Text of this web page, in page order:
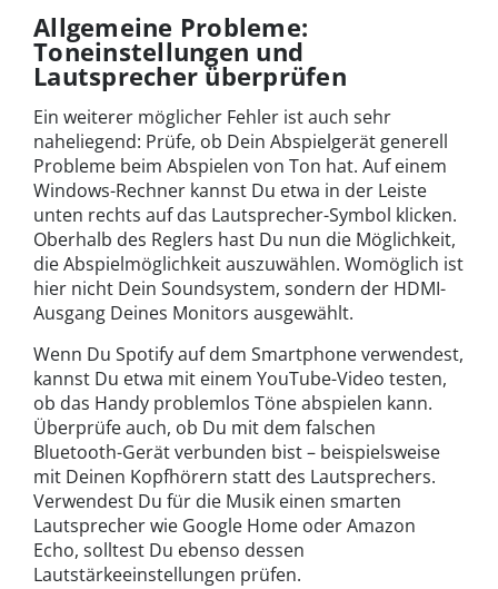
Allgemeine Probleme:
Toneinstellungen und
Lautsprecher überprüfen
Ein weiterer möglicher Fehler ist auch sehr
naheliegend: Prüfe, ob Dein Abspielgerät generell
Probleme beim Abspielen von Ton hat. Auf einem
Windows-Rechner kannst Du etwa in der Leiste
unten rechts auf das Lautsprecher-Symbol klicken.
Oberhalb des Reglers hast Du nun die Möglichkeit,
die Abspielmöglichkeit auszuwählen. Womöglich ist
hier nicht Dein Soundsystem, sondern der HDMI-
Ausgang Deines Monitors ausgewählt.
Wenn Du Spotify auf dem Smartphone verwendest,
kannst Du etwa mit einem YouTube-Video testen,
ob das Handy problemlos Töne abspielen kann.
Überprüfe auch, ob Du mit dem falschen
Bluetooth-Gerät verbunden bist – beispielsweise
mit Deinen Kopfhörern statt des Lautsprechers.
Verwendest Du für die Musik einen smarten
Lautsprecher wie Google Home oder Amazon
Echo, solltest Du ebenso dessen
Lautstärkeeinstellungen prüfen.